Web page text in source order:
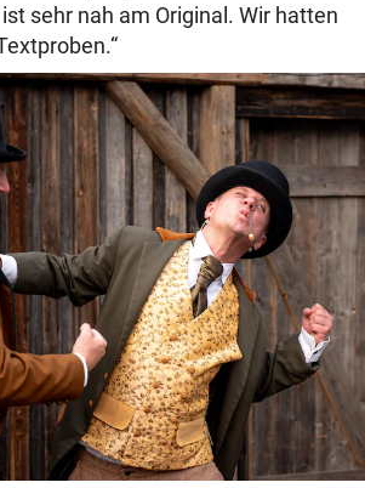
sehr nah am Original. Wir hatten